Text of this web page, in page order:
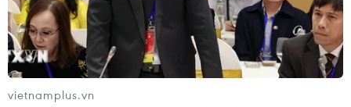
Theo MRB, trong quá trình thi công đoạn hầm thuộc dự án, cơ
quan chức năng sử dụng hệ thống quan trắc địa kỹ thuật hiện
đại để theo dõi sự dịch chuyển, sụt lún của mặt đất. Dữ liệu
quan trắc được xử lý tại văn phòng hiện trường và được phân
tích kỹ lưỡng tại trụ sở chính của nhà thầu ở Ý và Hàn Quốc.
vietnamplus.vn